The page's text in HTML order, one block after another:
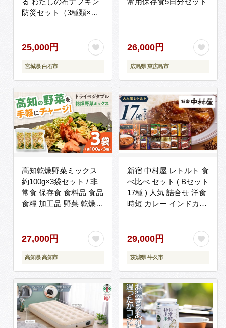
防災セット（3種類×計8
25,000円
宮城県 白石市
26,000円
広島県 東広島市
高知乾燥野菜ミックス
約100g×3袋セット / 非
常食 保存食 食料品 食品
食糧 加工品 野菜 乾燥野
用 地震 災害 災害備蓄品
備え 備蓄 備蓄品 常備
防災 防災グッズ 防災セ
ット ストック 買いだめ
まとめ買い 【グレイジ
ア株式会社】
[ATAC530]
27,000円
高知県 高知市
新宿 中村屋 レトルト 食
べ比べ セット ( Bセット
17種 ) 人気 詰合せ 洋食
時短 カレー インドカレ
存用 ストック用 非常用
老舗 レンチン レンジ
29,000円
茨城県 牛久市